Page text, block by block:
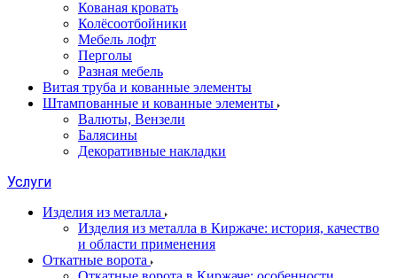
Кованая кровать
Колёсоотбойники
Мебель лофт
Перголы
Разная мебель
Витая труба и кованные элементы
Штампованные и кованные элементы
Валюты, Вензели
Балясины
Декоративные накладки
Услуги
Изделия из металла
Изделия из металла в Киржаче: история, качество
и области применения
Откатные ворота